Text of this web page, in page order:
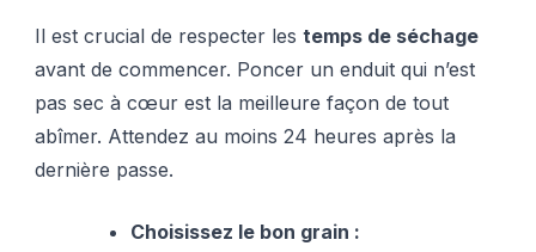
Il est crucial de respecter lestemps de séchage
avant de commencer. Poncer un enduit qui n’est
pas sec à cœur est la meilleure façon de tout
abîmer. Attendez au moins 24 heures après la
dernière passe.
Choisissez le bon grain :